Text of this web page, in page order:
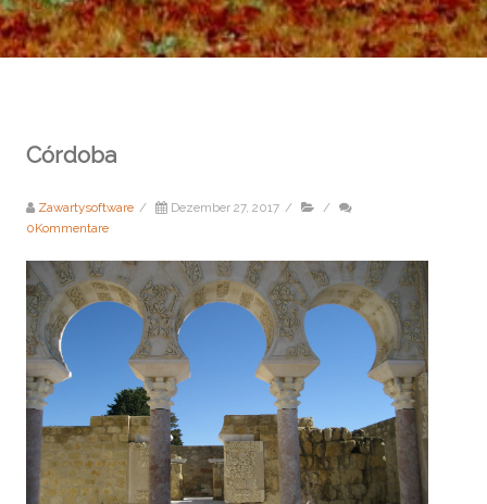
Córdoba
Zawartysoftware / Dezember 27, 2017 /
/
0Kommentare